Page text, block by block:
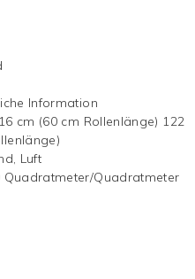
Information
cm (60 cm Rollenlänge) 122
Luft
Quadratmeter/Quadratmeter